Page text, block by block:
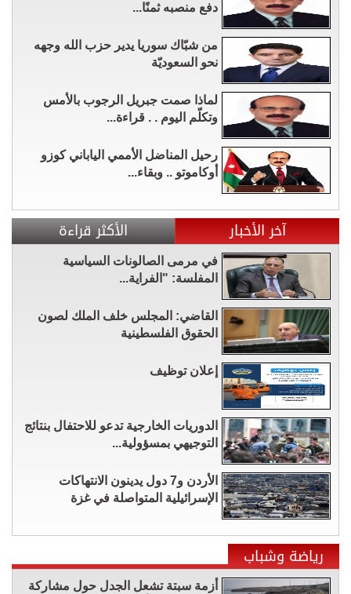
دفع منصبه ثمنًا...
من شبّاك سوريا يدير حزب الله وجهه
نحو السعوديّة
لماذا صمت جبريل الرجوب بالأمس
وتكلّم اليوم . . قراءة...
رحيل المناضل الأممي الياباني كوزو
أوكاموتو .. وبقاء...
آخر الأخبار الأكثر قراءة
في مرمى الصالونات السياسية
المفلسة: "الفراية...
القاضي: المجلس خلف الملك لصون
الحقوق الفلسطينية
إعلان توظيف
الدوريات الخارجية تدعو للاحتفال بنتائج
التوجيهي بمسؤولية...
الأردن و7 دول يدينون الانتهاكات
الإسرائيلية المتواصلة في غزة
رياضة وشباب
أزمة سبتة تشعل الجدل حول مشاركة